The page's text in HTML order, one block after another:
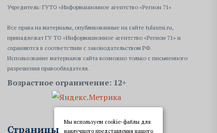
Учредитель: ГУТО «Информационное агентство «Регион 71»
Все права на материалы, опубликованные на сайте tulasmi.ru,
принадлежат ГУ ТО «Информационное агентство «Регион 71» и
охраняются в соответствии с законодательством РФ.
Использование материалов сайта возможно только с письменного
разрешения правообладателя.
Возрастное ограничение: 12+
Страницы
Мы используем cookie-файлы для
наилучшего представления нашего